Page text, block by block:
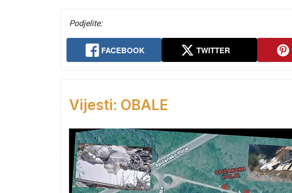
Podjelite:
FACEBOOK TWITTER
Vijesti: OBALE